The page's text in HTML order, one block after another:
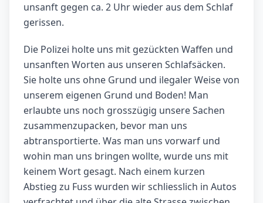
unsanft gegen ca. 2 Uhr wieder aus dem Schlaf
gerissen.
Die Polizei holte uns mit gezückten Waffen und
unsanften Worten aus unseren Schlafsäcken.
Sie holte uns ohne Grund und ilegaler Weise von
unserem eigenen Grund und Boden! Man
erlaubte uns noch grosszügig unsere Sachen
zusammenzupacken, bevor man uns
abtransportierte. Was man uns vorwarf und
wohin man uns bringen wollte, wurde uns mit
keinem Wort gesagt. Nach einem kurzen
Abstieg zu Fuss wurden wir schliesslich in Autos